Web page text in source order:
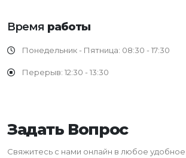
Время работы
Понедельник - Пятница: 08:30 - 17:30
Перерыв: 12:30 - 13:30
Задать Вопрос
Свяжитесь с нами онлайн в любое